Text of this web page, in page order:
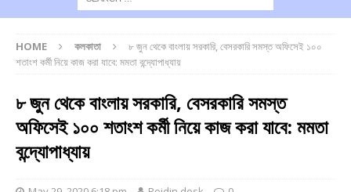
HOME কলকাতা
৮ জুন থেকে বাংলায় সরকারি, বেসরকারি সমস্ত অফিসেই ১০০
শতাংশ কর্মী নিয়ে কাজ করা যাবে: মমতা বন্দ্যোপাধ্যায়
৮ জুন থেকে বাংলায় সরকারি, বেসরকারি সমস্ত
অফিসেই ১০০ শতাংশ কর্মী নিয়ে কাজ করা যাবে: মমতা
বন্দ্যোপাধ্যায়